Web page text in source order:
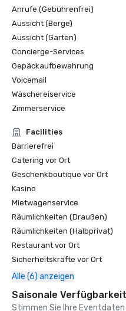
Anrufe (Gebührenfrei)
Aussicht (Berge)
Aussicht (Garten)
Concierge-Services
Gepäckaufbewahrung
Voicemail
Wäschereiservice
Zimmerservice
Facilities
Barrierefrei
Catering vor Ort
Geschenkboutique vor Ort
Kasino
Mietwagenservice
Räumlichkeiten (Draußen)
Räumlichkeiten (Halbprivat)
Restaurant vor Ort
Sicherheitskräfte vor Ort
Alle (6) anzeigen
Saisonale Verfügbarkeit
Stimmen Sie Ihre